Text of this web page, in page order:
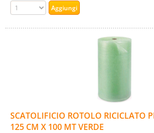
SCATOLIFICIO ROTOLO RICICLATO
125 CM X 100 MT VERDE